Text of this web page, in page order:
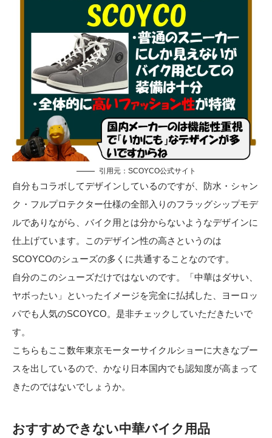
引用元： SCOYCO公式サイト
自分もコラボしてデザインしているのですが、防水・シャン
ク・フルプロテクター仕様の全部入りのフラッグシップモデ
ルでありながら、バイク用とは分からないようなデザインに
仕上げています。このデザイン性の高さというのは
SCOYCOのシューズの多くに共通することなのです。
自分のこのシューズだけではないのです。「中華はダサい、
ヤボったい」といったイメージを完全に払拭した、ヨーロッ
パでも人気のSCOYCO。是非チェックしていただきたいで
す。
こちらもここ数年東京モーターサイクルショーに大きなブー
スを出しているので、かなり日本国内でも認知度が高まって
きたのではないでしょうか。
おすすめできない中華バイク用品